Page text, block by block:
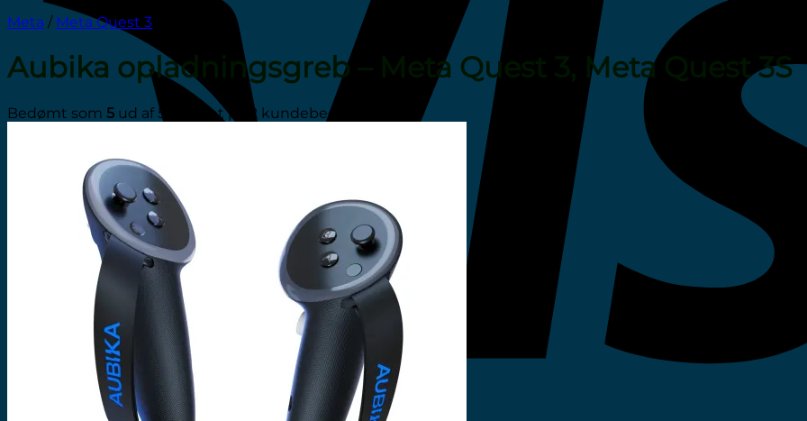
Meta / Meta Quest 3
Aubika opladningsgreb – Meta Quest 3, Meta Quest 3S
Bedømt som 5 ud af 5 baseret på 2 kundebedømmelser